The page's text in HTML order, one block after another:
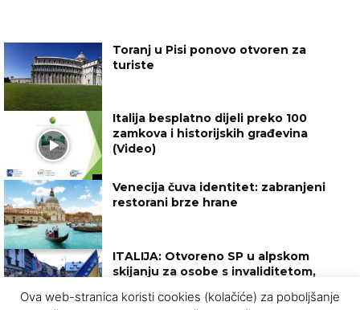
Toranj u Pisi ponovo otvoren za
turiste
Italija besplatno dijeli preko 100
zamkova i historijskih građevina
(Video)
Venecija čuva identitet: zabranjeni
restorani brze hrane
ITALIJA: Otvoreno SP u alpskom
skijanju za osobe s invaliditetom,
Ova web-stranica koristi cookies (kolačiće) za poboljšanje